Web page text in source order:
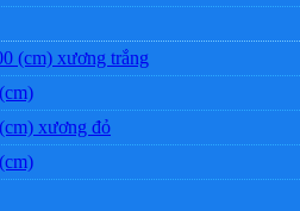
(cm) xương trắng
xương đỏ